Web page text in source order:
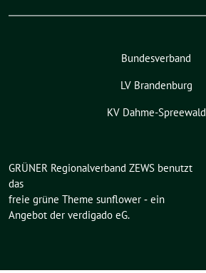
Bundesverband
LV Brandenburg
KV Dahme-Spreewald
GRÜNER Regionalverband ZEWS benutzt
das
freie grüne Theme sunflower ‐ ein
Angebot der verdigado eG.